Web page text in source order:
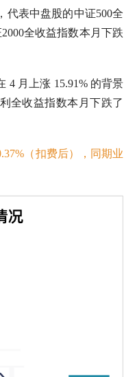
代表中盘股的中证500全
全收益指数本月下跌
4 月上涨 15.91% 的背景
全收益指数本月下跌了
（扣费后），同期业